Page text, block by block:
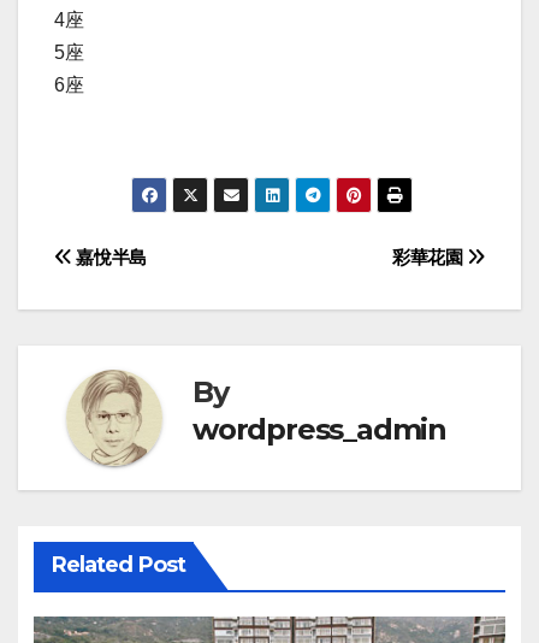
4座
5座
6座
Post
navigation
彩華花園
嘉悅半島
By
wordpress_admin
Related Post